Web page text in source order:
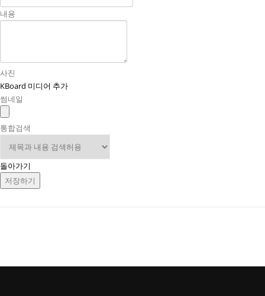
내용
사진
KBoard 미디어 추가
썸네일
통합검색
돌아가기
저장하기